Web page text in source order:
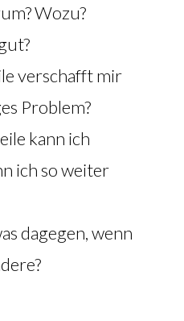
Wozu?
verschafft mir
Problem?
kann ich
ich so weiter
dagegen, wenn